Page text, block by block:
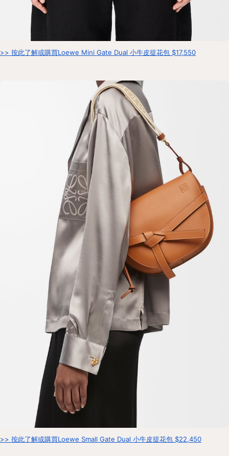
>> 按此了解或購買Loewe Mini Gate Dual 小牛皮提花包 $17,550
>> 按此了解或購買Loewe Small Gate Dual 小牛皮提花包 $22,450